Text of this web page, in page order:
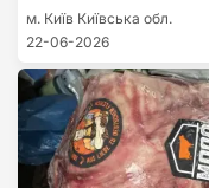
м. Київ Київська обл.
22-06-2026